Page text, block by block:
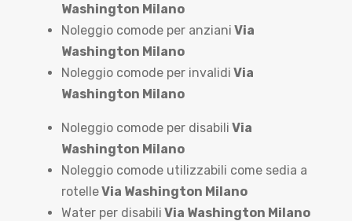
Washington Milano
Noleggio comode per anziani Via
Washington Milano
Noleggio comode per invalidi Via
Washington Milano
Noleggio comode per disabili Via
Washington Milano
Noleggio comode utilizzabili come sedia a
rotelleVia Washington Milano
Water per disabili Via Washington Milano